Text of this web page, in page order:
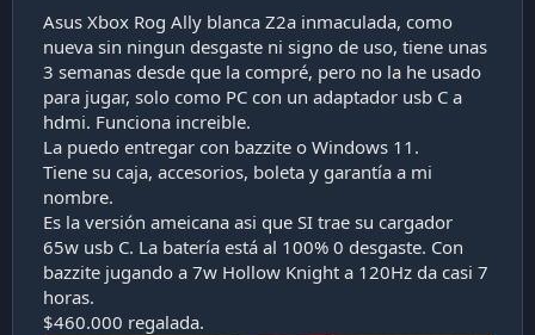
Asus Xbox Rog Ally blanca Z2a inmaculada, como
nueva sin ningun desgaste ni signo de uso, tiene unas
3 semanas desde que la compré, pero no la he usado
para jugar, solo como PC con un adaptador usb C a
hdmi. Funciona increible.
La puedo entregar con bazzite o Windows 11.
Tiene su caja, accesorios, boleta y garantía a mi
nombre.
Es la versión ameicana asi que SI trae su cargador
65w usb C. La batería está al 100% 0 desgaste. Con
bazzite jugando a 7w Hollow Knight a 120Hz da casi 7
horas.
$460.000 regalada.